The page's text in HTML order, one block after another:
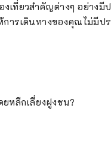
เที่ยวสำคัญต่างๆ อย่าง
ารเดินทางของคุณไม่มี
ยหลีกเลี่ยงฝูงชน?